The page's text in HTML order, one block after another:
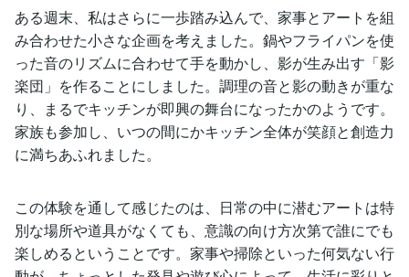
ある週末、私はさらに一歩踏み込んで、家事とアートを組
み合わせた小さな企画を考えました。鍋やフライパンを使
った音のリズムに合わせて手を動かし、影が生み出す「影
楽団」を作ることにしました。調理の音と影の動きが重な
り、まるでキッチンが即興の舞台になったかのようです。
家族も参加し、いつの間にかキッチン全体が笑顔と創造力
に満ちあふれました。
この体験を通して感じたのは、日常の中に潜むアートは特
別な場所や道具がなくても、意識の向け方次第で誰にでも
楽しめるということです。家事や掃除といった何気ない行